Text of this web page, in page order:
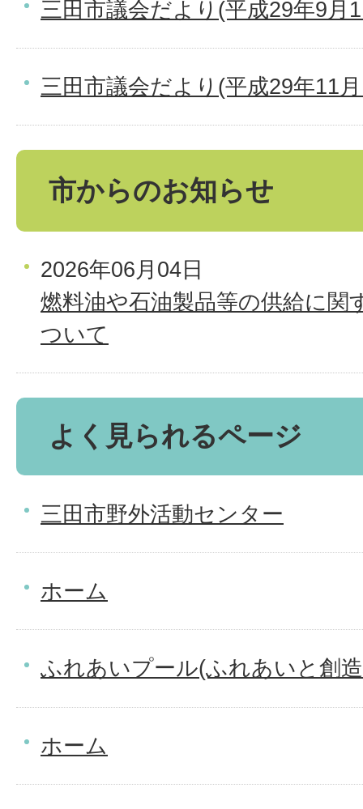
三田市議会だより(平成29年9月
三田市議会だより(平成29年11
市からのお知らせ
2026年06月04日
燃料油や石油製品等の供給に関
ついて
よく見られるページ
三田市野外活動センター
ホーム
ふれあいプール(ふれあいと創
ホーム